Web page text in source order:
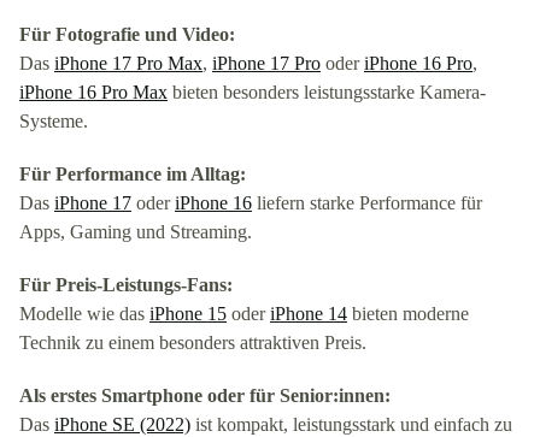
Für Fotografie und Video:
Das iPhone 17 Pro Max, iPhone 17 Pro oderiPhone 16 Pro,
iPhone 16 Pro Max bieten besonders leistungsstarke Kamera-
Systeme.
Für Performance im Alltag:
Das iPhone 17 oderiPhone 16 liefern starke Performance für
Apps, Gaming und Streaming.
Für Preis-Leistungs-Fans:
Modelle wie das iPhone 15 oderiPhone 14 bieten moderne
Technik zu einem besonders attraktiven Preis.
Als erstes Smartphone oder für Senior:innen:
Das iPhone SE (2022) ist kompakt, leistungsstark und einfach zu